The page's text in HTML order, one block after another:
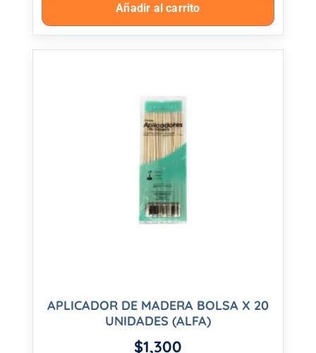
Añadir al carrito
APLICADOR DE MADERA BOLSA X 20
UNIDADES (ALFA)
$1,300